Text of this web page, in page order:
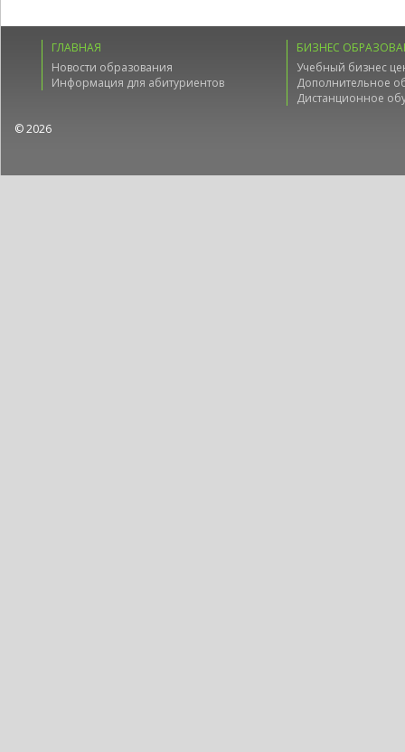
ГЛАВНАЯ
Новости образования
Информация для абитуриентов
БИЗНЕС
Учебный бизнес
Дополнительное
Дистанционное
© 2026